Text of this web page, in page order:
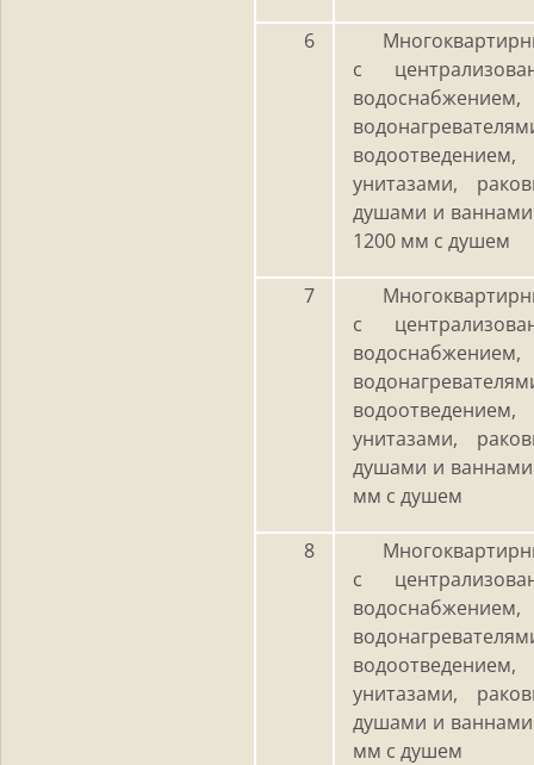
6
с
водоснабжением,
унитазами,
душами и
1200 мм с душем
7
с
водоснабжением,
унитазами,
душами и
мм с душем
8
с
водоснабжением,
унитазами,
душами и
мм с душем